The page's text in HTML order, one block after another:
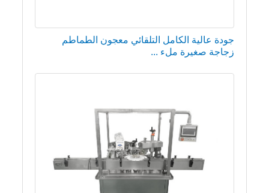
جودة عالية الكامل التلقائي معجون الطماطم
زجاجة صغيرة ملء ...